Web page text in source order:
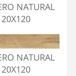
NATURAL
20X120
NATURAL
20X120